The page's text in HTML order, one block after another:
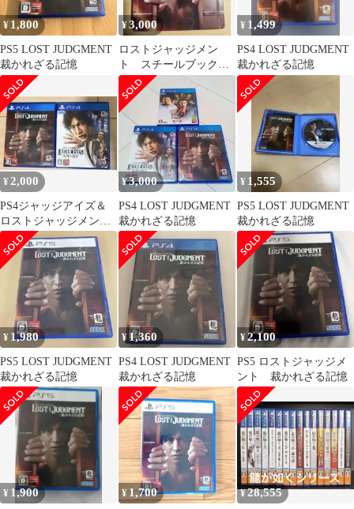
¥ 1,800
PS5 LOST JUDGMENT
裁かれざる記憶
¥3,000
ロストジャッジメン
ト スチールブック
ゲオ限定版 龍が如く
¥ 1,499
PS4 LOST JUDGMENT
裁かれざる記憶
¥ 2,000
PS4ジャッジアイズ＆
ロストジャッジメント
2本セット (ピエール滝
Ｖｅｒ．)
¥3,000
PS4 LOST JUDGMENT
裁かれざる記憶
¥ 1,555
PS5 LOST JUDGMENT
裁かれざる記憶
¥ 1,980
PS5 LOST JUDGMENT
裁かれざる記憶
¥1,360
PS4 LOST JUDGMENT
裁かれざる記憶
¥2,100
PS5 ロストジャッジメ
ント 裁かれざる記憶
¥ 1,900 ¥ 1,700 ¥28,555